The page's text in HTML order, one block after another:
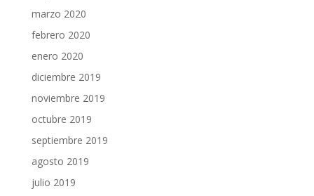
marzo 2020
febrero 2020
enero 2020
diciembre 2019
noviembre 2019
octubre 2019
septiembre 2019
agosto 2019
julio 2019